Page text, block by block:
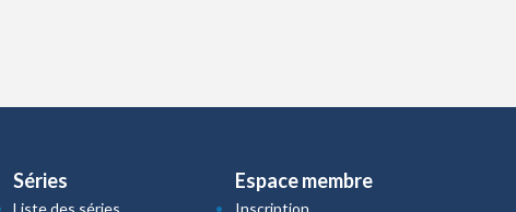
Séries
Liste des séries
Espace membre
Inscription